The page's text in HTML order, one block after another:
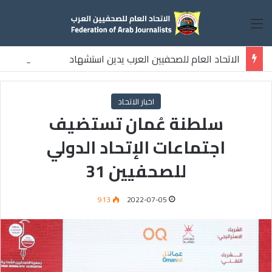
القائمة
الاتحاد العام للصحفيين العرب يدين استشهاد
ثلاثة صحفيين فلسطينيين باستهداف إسرائيلي وسط قطاع غزة
اخبار الاتحاد
سلطنة عُمان تستضيف
اجتماعات الإتحاد الدولي
للصحفيين 31
2022-07-05
913